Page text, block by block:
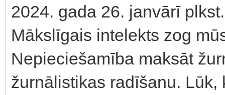
2024. gada 26. janvārī
Mākslīgais intelekts zog
Nepieciešamība maksāt
žurnālistikas radīšanu.